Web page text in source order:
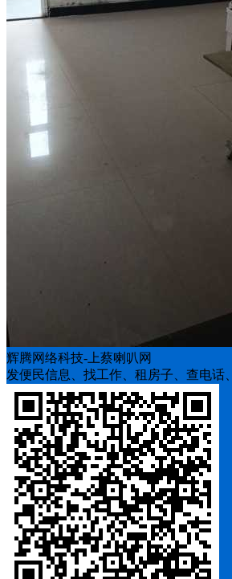
辉腾网络科技-上蔡喇叭网
发便民信息、找工作、租房子、查电话